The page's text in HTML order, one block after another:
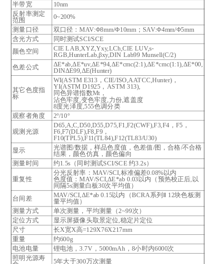
半带宽
10nm
反射率测定
范围
0~200%
测量口径
双口径：MAV:Φ8mm/Φ10mm；SAV:Φ4mm/Φ5mm
含光方式
同时测试SCI/SCE
颜色空间
CIE LAB,XYZ,Yxy,LCh,CIE LUV,s-
RGB,HunterLab,βxy,DIN Lab99 Munsell(C/2)
色差公式
ΔE*ab,ΔE*uv,ΔE*94,ΔE*cmc(2:1),ΔE*cmc(1:1),ΔE*00,
DINΔE99,ΔE(Hunter)
其它色度指
标
WI(ASTM E313，CIE/ISO,AATCC,Hunter)，
YI(ASTM D1925，ASTM 313),
同色异谱指数Mt，
沾色牢度,变色牢度,力份,遮盖度
8度光泽度,555色调分类
观察者角度 2°/10°
观测光源
D65,A,C,D50,D55,D75,F1,F2(CWF),F3,F4，F5，
F6,F7(DLF),F8,F9，
F10(TPL5),F11(TL84),F12(TL83/U30)
显示 光谱图/数据，样品色度值，色差值/图，合格/不合格
结果，颜色仿真，颜色偏向
测量时间 约1.5s（同时测试SCI/SCE 约3.2s）
重复性
分光反射率：MAV/SCI,标准偏差0.08%以内
色度值：MAV/SCI,ΔE*ab 0.03以内（预热校正后,以
间隔5s测量白板30次平均值）
台间差
MAV/SCI,ΔE*ab 0.15以内（BCRA系列Ⅱ 12块色板测
量平均值）
测量方式 单次测量，平均测量（2~99次）
定位方式
显示屏摄像头取景定位,稳定片定位
尺寸
长X宽X高=129X76X217mm
重量
约600g
电池电量
锂电池，3.7V，5000mAh，8小时内6000次
照明光源寿
5年大于300万次测量